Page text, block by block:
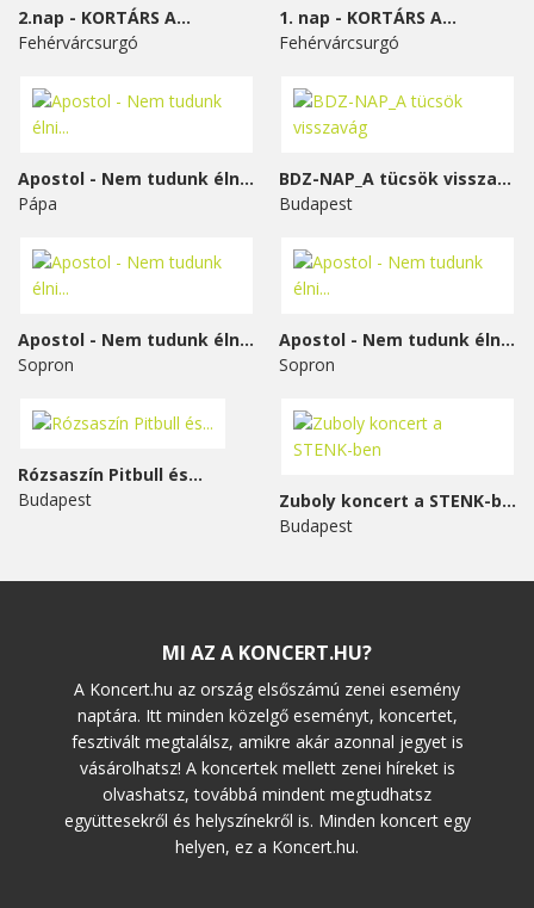
2.nap - KORTÁRS A...
Fehérvárcsurgó
1. nap - KORTÁRS A...
Fehérvárcsurgó
Apostol - Nem tudunk élni...
Pápa
BDZ-NAP_A tücsök visszavág
Budapest
Apostol - Nem tudunk élni...
Sopron
Apostol - Nem tudunk élni...
Sopron
Rózsaszín Pitbull és...
Budapest
Zuboly koncert a STENK-ben
Budapest
MI AZ A KONCERT.HU?
A Koncert.hu az ország elsőszámú zenei esemény
naptára. Itt minden közelgő eseményt, koncertet,
fesztivált megtalálsz, amikre akár azonnal jegyet is
vásárolhatsz! A koncertek mellett zenei híreket is
olvashatsz, továbbá mindent megtudhatsz
együttesekről és helyszínekről is. Minden koncert egy
helyen, ez a Koncert.hu.